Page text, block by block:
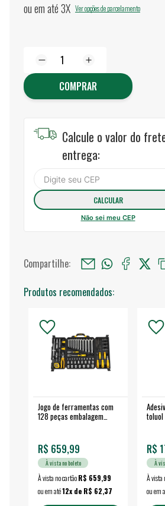
ou em até3X Ver opções de parcelamento
COMPRAR
Calcule o valor do
entrega:
Não sei meu CEP
Compartilhe:
Produtos recomendados:
Jogo de ferramentas com
128 peças embalagem
R$ 659,99
À vista no boleto
À vista no cartãoR$ 659,99
ou em até12x de R$ 62,37
toluol
R$
À
À vista
ou em